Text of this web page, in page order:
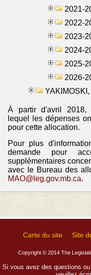
2021-
2022-
2023-
2024-
2025-
2026-
À partir d'avril 2018,
lequel les dépenses
pour cette allocation.
Pour plus
demande pour
supplémentaires
avec le Bureau des
MAO@leg.gov.mb.ca.
Carte du site Site
Copyright © 2014 The
Si vous avez des questions